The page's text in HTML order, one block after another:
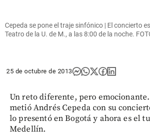
Cepeda se pone el traje sinfónico | El concierto
Teatro de la U. de M., a las 8:00 de la noche.
25 de octubre de 2013
Un reto diferente, pero emocionante.
metió Andrés Cepeda con su
lo presentó en Bogotá y ahora es el
Medellín.